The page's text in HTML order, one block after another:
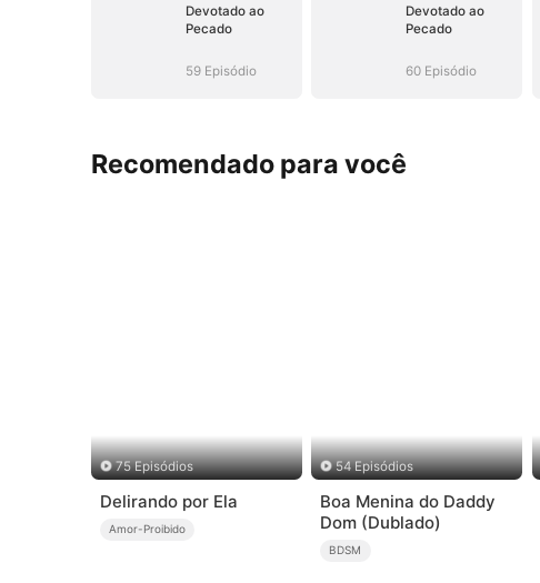
Devotado ao
Pecado
59 Episódio
Devotado ao
Pecado
60 Episódio
Recomendado para você
75 Episódios
Delirando por Ela
Amor-Proibido
54 Episódios
Boa Menina do Daddy
Dom (Dublado)
BDSM